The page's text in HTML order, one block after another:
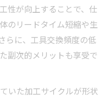
性が向上することで、仕
のリードタイム短縮や生
らに、工具交換頻度の低
副次的メリットも享受で
いた加工サイクルが形状